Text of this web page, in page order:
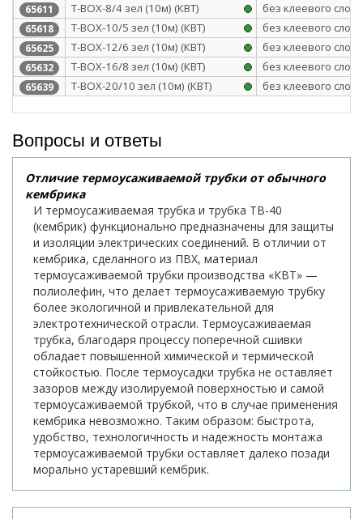
65611 Т-BOX-8/4 зел (10м) (КВТ) без клеевого слоя
65618 Т-BOX-10/5 зел (10м) (КВТ) без клеевого слоя
65625 Т-BOX-12/6 зел (10м) (КВТ) без клеевого слоя
65632 Т-BOX-16/8 зел (10м) (КВТ) без клеевого слоя
65639 Т-BOX-20/10 зел (10м) (КВТ) без клеевого слоя
Вопросы и ответы
Отличие термоусаживаемой трубки от обычного
кембрика
И термоусаживаемая трубка и трубка ТВ-40
(кембрик) функционально предназначены для защиты
и изоляции электрических соединений. В отличии от
кембрика, сделанного из ПВХ, материал
термоусаживаемой трубки производства «КВТ» —
полиолефин, что делает термоусаживаемую трубку
более экологичной и привлекательной для
электротехнической отрасли. Термоусаживаемая
трубка, благодаря процессу поперечной сшивки
обладает повышенной химической и термической
стойкостью. После термоусадки трубка не оставляет
зазоров между изолируемой поверхностью и самой
термоусаживаемой трубкой, что в случае применения
кембрика невозможно. Таким образом: быстрота,
удобство, технологичность и надежность монтажа
термоусаживаемой трубки оставляет далеко позади
морально устаревший кембрик.